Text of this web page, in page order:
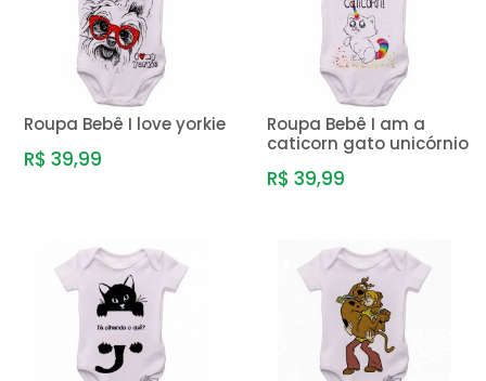
Roupa Bebê I love yorkie
R$ 39,99
Roupa Bebê I am a
caticorn gato unicórnio
R$ 39,99